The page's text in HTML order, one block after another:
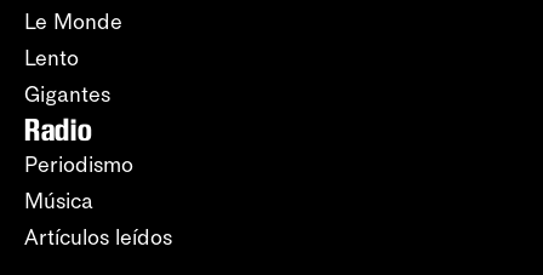
Le Monde
Lento
Gigantes
Radio
Periodismo
Música
Artículos leídos